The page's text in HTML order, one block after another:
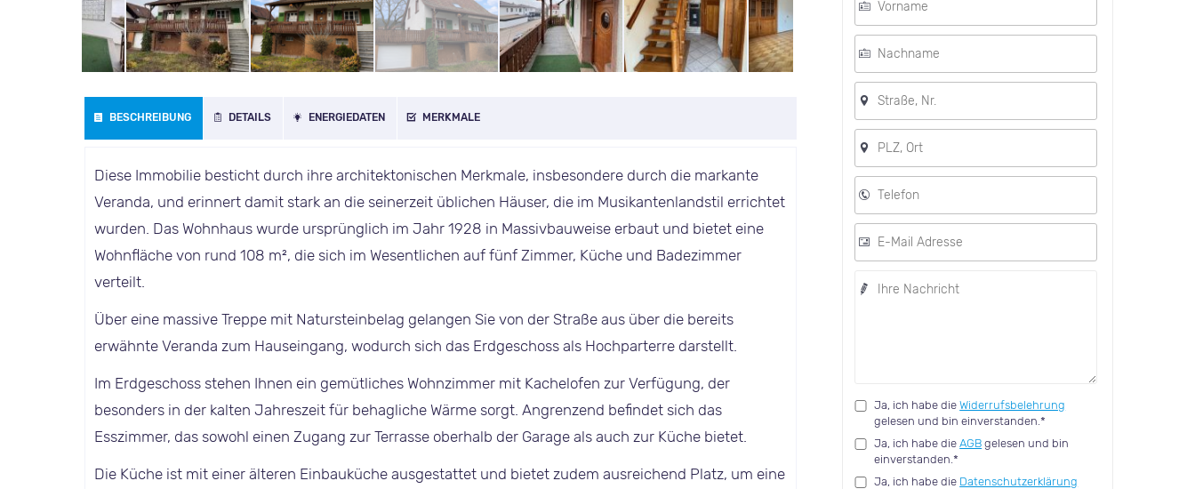
BESCHREIBUNG DETAILS ENERGIEDATEN MERKMALE
Diese Immobilie besticht durch ihre architektonischen Merkmale, insbesondere durch die markante
Veranda, und erinnert damit stark an die seinerzeit üblichen Häuser, die im Musikantenlandstil errichtet
wurden. Das Wohnhaus wurde ursprünglich im Jahr 1928 in Massivbauweise erbaut und bietet eine
Wohnfläche von rund 108 m², die sich im Wesentlichen auf fünf Zimmer, Küche und Badezimmer
verteilt.
Über eine massive Treppe mit Natursteinbelag gelangen Sie von der Straße aus über die bereits
erwähnte Veranda zum Hauseingang, wodurch sich das Erdgeschoss als Hochparterre darstellt.
Im Erdgeschoss stehen Ihnen ein gemütliches Wohnzimmer mit Kachelofen zur Verfügung, der
besonders in der kalten Jahreszeit für behagliche Wärme sorgt. Angrenzend befindet sich das
Esszimmer, das sowohl einen Zugang zur Terrasse oberhalb der Garage als auch zur Küche bietet.
Die Küche ist mit einer älteren Einbauküche ausgestattet und bietet zudem ausreichend Platz, um eine
Ja, ich habe dieWiderrufsbelehrung
gelesen und bin einverstanden.*
Ja, ich habe dieAGB gelesen und bin
einverstanden.*
Ja, ich habe die Datenschutzerklärung